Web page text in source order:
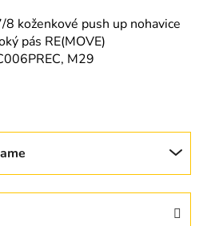
koženkové push up nohavice
pás RE(MOVE)
M29